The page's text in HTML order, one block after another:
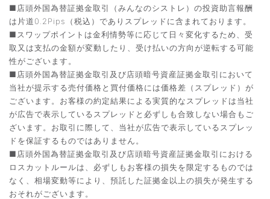
■店頭外国為替証拠金取引（みんなのシストレ）の投資助言報酬
は片道0.2Pips（税込）でありスプレッドに含まれております。
■スワップポイントは金利情勢等に応じて日々変化するため、受
取又は支払の金額が変動したり、受け払いの方向が逆転する可能
性がございます。
■店頭外国為替証拠金取引及び店頭暗号資産証拠金取引において
当社が提示する売付価格と買付価格には価格差（スプレッド）が
ございます。お客様の約定結果による実質的なスプレッドは当社
が広告で表示しているスプレッドと必ずしも合致しない場合もご
ざいます。お取引に際して、当社が広告で表示しているスプレッ
ドを保証するものではありません。
■店頭外国為替証拠金取引及び店頭暗号資産証拠金取引における
ロスカットルールは、必ずしもお客様の損失を限定するものでは
なく、相場変動等により、預託した証拠金以上の損失が発生する
おそれがございます。